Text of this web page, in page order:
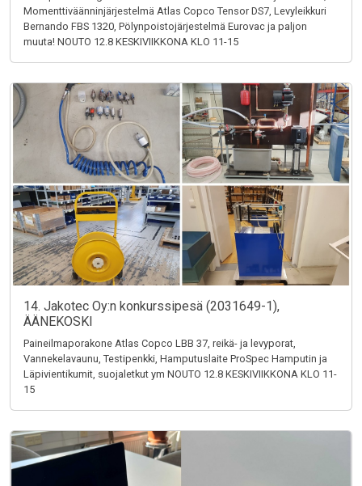
Momenttiväänninjärjestelmä Atlas Copco Tensor DS7, Levyleikkuri
Bernando FBS 1320, Pölynpoistojärjestelmä Eurovac ja paljon
muuta! NOUTO 12.8 KESKIVIIKKONA KLO 11-15
14. Jakotec Oy:n konkurssipesä (2031649-1),
ÄÄNEKOSKI
Paineilmaporakone Atlas Copco LBB 37, reikä- ja levyporat,
Vannekelavaunu, Testipenkki, Hamputuslaite ProSpec Hamputin ja
Läpivientikumit, suojaletkut ym NOUTO 12.8 KESKIVIIKKONA KLO 11-
15